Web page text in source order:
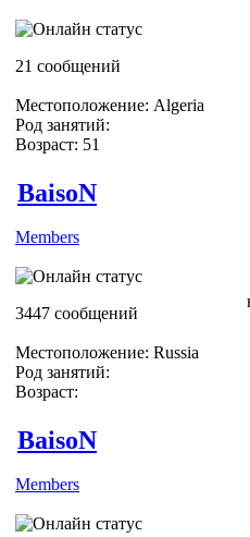
21 сообщений
Местоположение: Algeria
Род занятий:
Возраст: 51
BaisoN
Members
3447 сообщений
Местоположение: Russia
Род занятий:
Возраст:
BaisoN
Members